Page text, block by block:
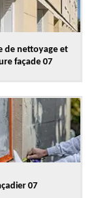
de nettoyage et
façade 07
07